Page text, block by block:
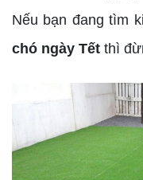
Nếu bạn đang tìm
chó ngày Tết thì